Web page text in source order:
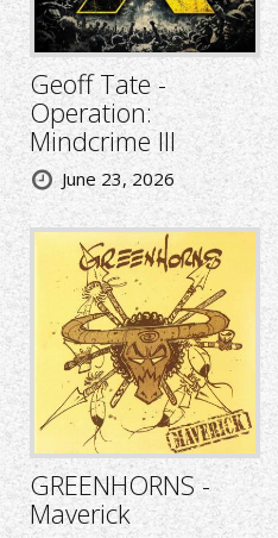
Geoff Tate -
Operation:
Mindcrime III
June 23, 2026
GREENHORNS -
Maverick